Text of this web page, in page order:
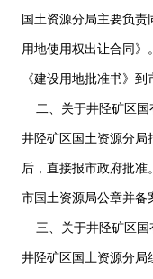
国土资源分局主要负
用地使用权出让合同
《建设用地批准书》
二、关于井陉矿区国
井陉矿区国土资源分局
后，直接报市政府批
市国土资源局公章并备
三、关于井陉矿区国
井陉矿区国土资源分局